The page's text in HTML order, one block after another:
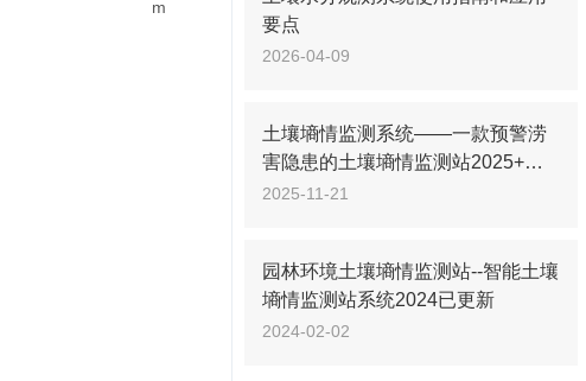
m
要点
2026-04-09
土壤墒情监测系统——一款预警涝
害隐患的土壤墒情监测站2025+派
+送
2025-11-21
园林环境土壤墒情监测站--智能土壤
墒情监测站系统2024已更新
2024-02-02